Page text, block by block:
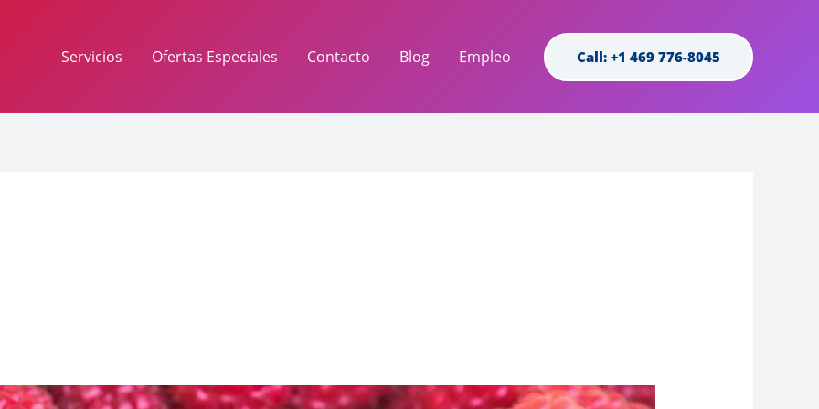
Servicios Ofertas Especiales Contacto Blog Empleo Call: +1 469 776-8045